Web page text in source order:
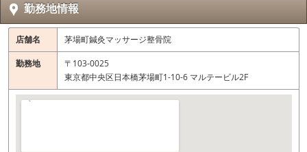
勤務地情報
店舗名 茅場町鍼灸マッサージ整骨院
勤務地
〒103-0025
東京都中央区日本橋茅場町1-10-6 マルテービル2F